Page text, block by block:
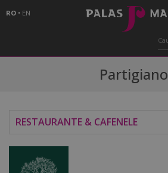
RO • EN
Partigiano
RESTAURANTE & CAFENELE